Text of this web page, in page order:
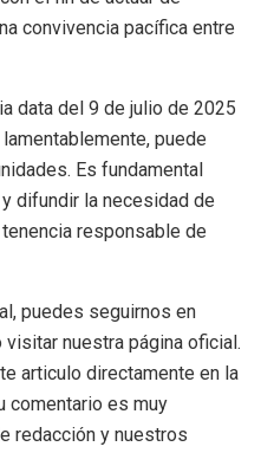
convivencia pacífica entre
data del 9 de julio de 2025
puede
Es fundamental
difundir la necesidad de
responsable de
puedes seguirnos en
visitar nuestra página oficial.
articulo directamente en la
comentario es muy
redacción y nuestros